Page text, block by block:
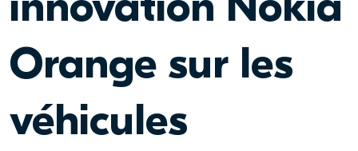
Orange sur les
véhicules